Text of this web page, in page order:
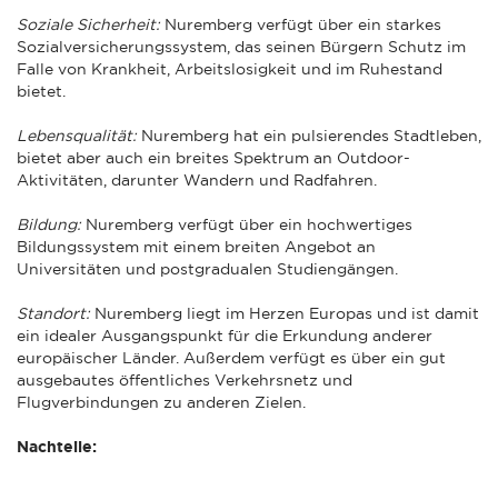
Soziale Sicherheit: Nuremberg verfügt über ein starkes
Sozialversicherungssystem, das seinen Bürgern Schutz im
Falle von Krankheit, Arbeitslosigkeit und im Ruhestand
bietet.
Lebensqualität: Nuremberg hat ein pulsierendes Stadtleben,
bietet aber auch ein breites Spektrum an Outdoor-
Aktivitäten, darunter Wandern und Radfahren.
Bildung: Nuremberg verfügt über ein hochwertiges
Bildungssystem mit einem breiten Angebot an
Universitäten und postgradualen Studiengängen.
Standort: Nuremberg liegt im Herzen Europas und ist damit
ein idealer Ausgangspunkt für die Erkundung anderer
europäischer Länder. Außerdem verfügt es über ein gut
ausgebautes öffentliches Verkehrsnetz und
Flugverbindungen zu anderen Zielen.
Nachteile: